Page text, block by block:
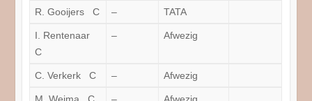
R. Gooijers C – TATA
I. Rentenaar
C
– Afwezig
C. Verkerk C – Afwezig